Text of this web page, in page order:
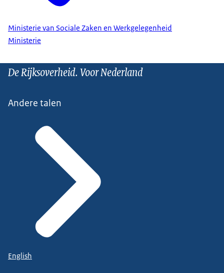
Ministerie van Sociale Zaken en Werkgelegenheid
Ministerie
De Rijksoverheid. Voor Nederland
Andere talen
English